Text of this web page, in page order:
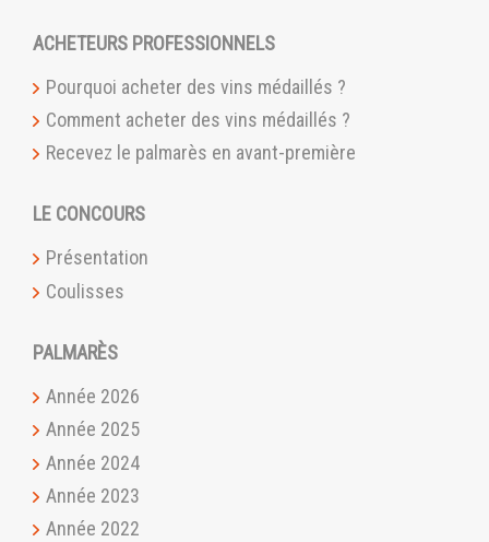
ACHETEURS PROFESSIONNELS
Pourquoi acheter des vins médaillés ?
Comment acheter des vins médaillés ?
Recevez le palmarès en avant-première
LE CONCOURS
Présentation
Coulisses
PALMARÈS
Année 2026
Année 2025
Année 2024
Année 2023
Année 2022